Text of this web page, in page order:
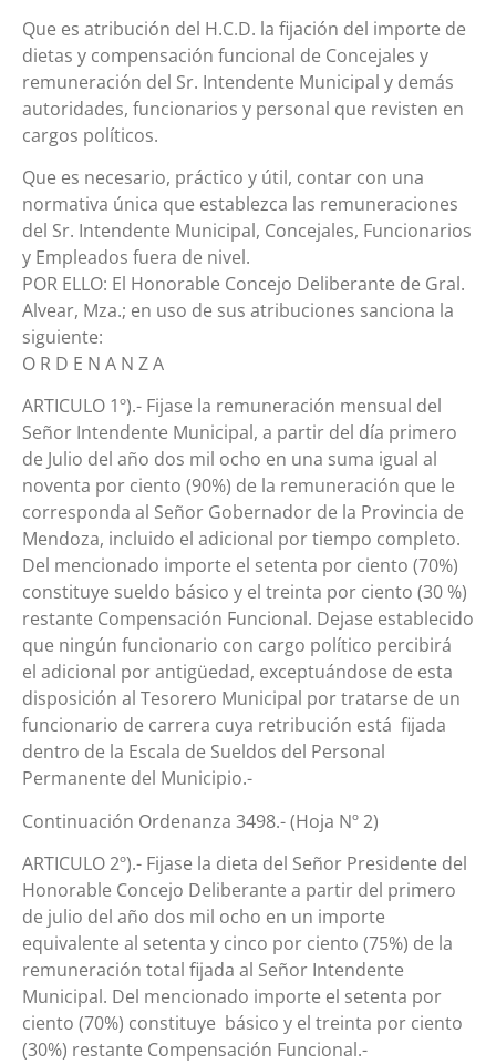
Que es atribución del H.C.D. la fijación del importe de
dietas y compensación funcional de Concejales y
remuneración del Sr. Intendente Municipal y demás
autoridades, funcionarios y personal que revisten en
cargos políticos.
Que es necesario, práctico y útil, contar con una
normativa única que establezca las remuneraciones
del Sr. Intendente Municipal, Concejales, Funcionarios
y Empleados fuera de nivel.
POR ELLO: El Honorable Concejo Deliberante de Gral.
Alvear, Mza.; en uso de sus atribuciones sanciona la
siguiente:
O R D E N A N Z A
ARTICULO 1º).- Fijase la remuneración mensual del
Señor Intendente Municipal, a partir del día primero
de Julio del año dos mil ocho en una suma igual al
noventa por ciento (90%) de la remuneración que le
corresponda al Señor Gobernador de la Provincia de
Mendoza, incluido el adicional por tiempo completo.
Del mencionado importe el setenta por ciento (70%)
constituye sueldo básico y el treinta por ciento (30 %)
restante Compensación Funcional. Dejase establecido
que ningún funcionario con cargo político percibirá
el adicional por antigüedad, exceptuándose de esta
disposición al Tesorero Municipal por tratarse de un
funcionario de carrera cuya retribución está fijada
dentro de la Escala de Sueldos del Personal
Permanente del Municipio.-
Continuación Ordenanza 3498.- (Hoja Nº 2)
ARTICULO 2º).- Fijase la dieta del Señor Presidente del
Honorable Concejo Deliberante a partir del primero
de julio del año dos mil ocho en un importe
equivalente al setenta y cinco por ciento (75%) de la
remuneración total fijada al Señor Intendente
Municipal. Del mencionado importe el setenta por
ciento (70%) constituye básico y el treinta por ciento
(30%) restante Compensación Funcional.-